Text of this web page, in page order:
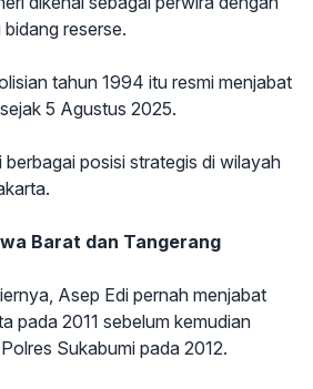
reserse.
tahun 1994 itu resmi menjabat
5 Agustus 2025.
berbagai posisi strategis di wilayah
Barat dan Tangerang
Asep Edi pernah menjabat
pada 2011 sebelum kemudian
Sukabumi pada 2012.